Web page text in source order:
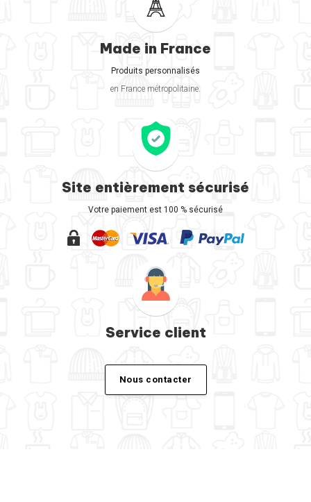
Made in France
Produits personnalisés
en France métropolitaine.
Site entièrement sécurisé
Votre paiement est 100 % sécurisé
Service client
Nous contacter